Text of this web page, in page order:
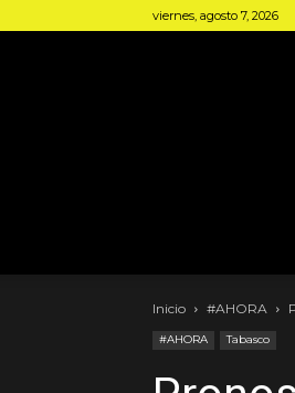
viernes, agosto 7, 2026
Inicio #AHORA
#AHORA Tabasco